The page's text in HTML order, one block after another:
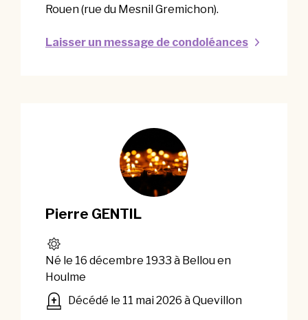
Rouen (rue du Mesnil Gremichon).
Laisser un message de condoléances
Pierre GENTIL
Né le 16 décembre 1933 à Bellou en
Houlme
Décédé le 11 mai 2026 à Quevillon